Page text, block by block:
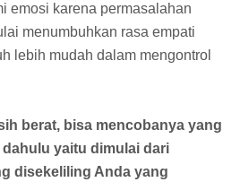
emosi karena permasalahan
menumbuhkan rasa empati
lebih mudah dalam mengontrol
berat, bisa mencobanya yang
yaitu dimulai dari
disekeliling Anda yang